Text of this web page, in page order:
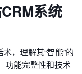
系统
，理解其“智能”的
功能完整性和技术